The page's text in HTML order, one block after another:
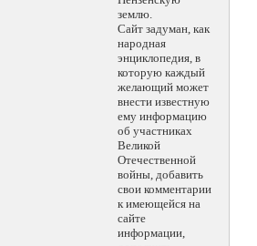
землю.
Сайт задуман, как
народная
энциклопедия, в
которую каждый
желающий может
внести известную
ему информацию
об участниках
Великой
Отечественной
войны, добавить
свои комментарии
к имеющейся на
сайте
информации,